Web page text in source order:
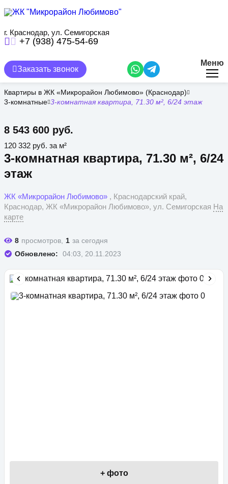
содержанию
г. Краснодар, ул. Семигорская
+7 (938) 475-54-69
Заказать звонок
Меню
Квартиры в ЖК «Микрорайон Любимово» (Краснодар)
3-комнатные 3-комнатная квартира, 71.30 м², 6/24 этаж
3-комнатная квартира, 71.30 м², 6/24
этаж
8 543 600 руб.
ЖК «Микрорайон Любимово» , Краснодарский край,
Краснодар, ЖК «Микрорайон Любимово», ул. Семигорская На
карте
120 332 руб. за м²
8 просмотров, 1 за сегодня
Обновлено:
04:03, 20.11.2023
+ фото